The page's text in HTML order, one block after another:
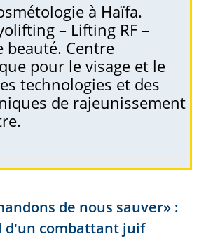
à Haïfa.
– Lifting RF –
beauté. Centre
pour le visage et le
technologies et des
de rajeunissement
de nous sauver» :
d'un combattant juif